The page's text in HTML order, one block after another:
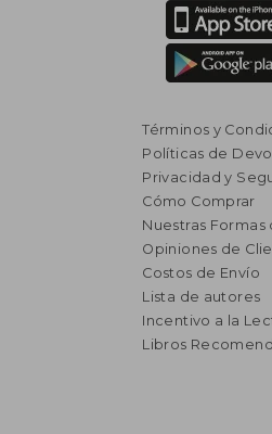
Términos y
Políticas de
Privacidad y
Cómo Comprar
Nuestras Formas
Opiniones de
Costos de Envío
Lista de autores
Incentivo a la
Libros